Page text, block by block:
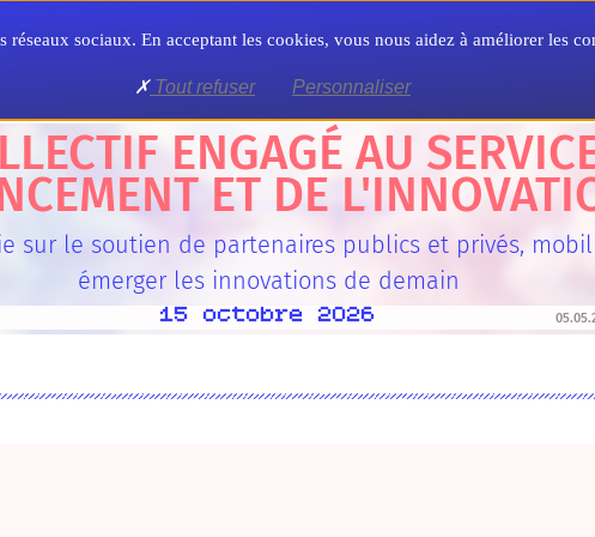
Territoire Formation Formalités
ENGAGÉ AU
ET DE
sur le soutien de partenaires publics et privés,
émerger les innovations de demain
sociaux. En acceptant les cookies, vous nous aidez à améliorer les
Tout refuser Personnaliser